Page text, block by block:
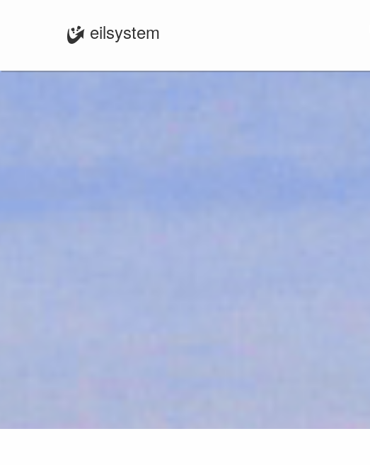
eilsystem